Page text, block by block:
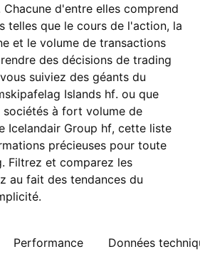
d'entre elles comprend
telles que le cours de l'action, la
et le volume de transactions
des décisions de trading
suiviez des géants du
Islands hf. ou que
à fort volume de
Icelandair Group hf, cette liste
précieuses pour toute
Filtrez et comparez les
au fait des tendances du
Performance Données